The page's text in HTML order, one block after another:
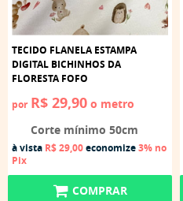
TECIDO FLANELA ESTAMPA
DIGITAL BICHINHOS DA
FLORESTA FOFO
por R$ 29,90 o metro
Corte mínimo 50cm
à vista R$ 29,00economize3% no
Pix
COMPRAR